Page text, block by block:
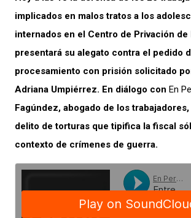
implicados en malos tratos a los
internados en el Centro de Privación de
presentará su alegato contra el pedido
procesamiento con prisión solicitado
Adriana Umpiérrez. En diálogo con En
Fagúndez, abogado de los
delito de torturas que tipifica la fiscal
contexto de crímenes de guerra.